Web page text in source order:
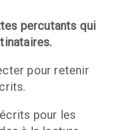
percutants qui
pour retenir
pour les